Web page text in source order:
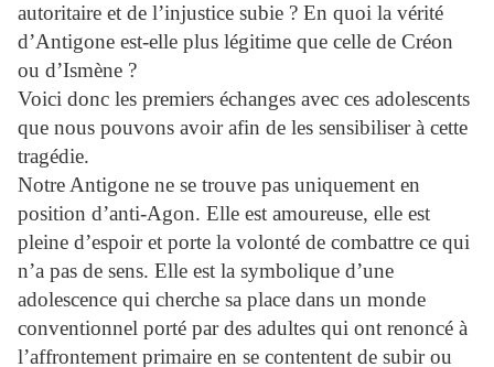
autoritaire et de l’injustice subie ? En quoi la vérité
d’Antigone est-elle plus légitime que celle de Créon
ou d’Ismène ?
Voici donc les premiers échanges avec ces adolescents
que nous pouvons avoir afin de les sensibiliser à cette
tragédie.
Notre Antigone ne se trouve pas uniquement en
position d’anti-Agon. Elle est amoureuse, elle est
pleine d’espoir et porte la volonté de combattre ce qui
n’a pas de sens. Elle est la symbolique d’une
adolescence qui cherche sa place dans un monde
conventionnel porté par des adultes qui ont renoncé à
l’affrontement primaire en se contentent de subir ou